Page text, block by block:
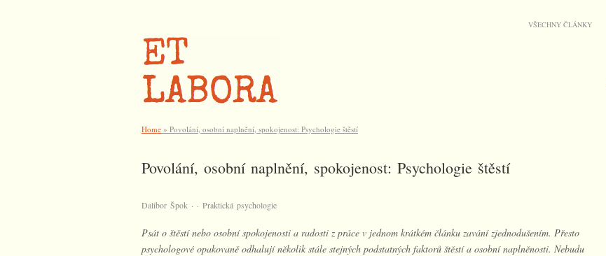
VŠECHNY ČLÁNKY
Home » Povolání, osobní naplnění, spokojenost: Psychologie štěstí
Povolání, osobní naplnění, spokojenost: Psychologie štěstí
Dalibor Špok · · Praktická psychologie
Psát o štěstí nebo osobní spokojenosti a radosti z práce v jednom krátkém článku zavání zjednodušením. Přesto
psychologové opakovaně odhalují několik stále stejných podstatných faktorů štěstí a osobní naplněnosti. Nebudu